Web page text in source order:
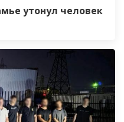
утонул человек